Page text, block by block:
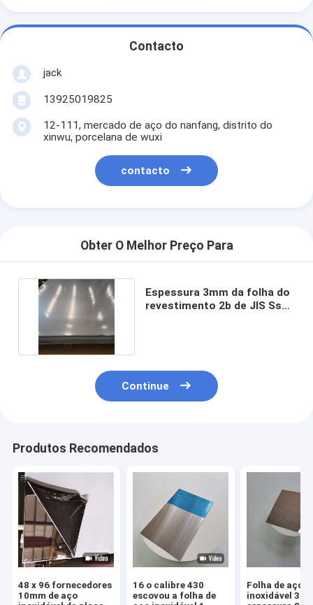
Contacto
jack
13925019825
12-111, mercado de aço do nanfang, distrito do
xinwu, porcelana de wuxi
contacto
Obter O Melhor Preço Para
Espessura 3mm da folha do
revestimento 2b de JIS Ss
Continue
Produtos Recomendados
48 x 96 fornecedores
10mm de aço
16 o calibre 430
escovou a folha de
Folha de aço
inoxidável 304